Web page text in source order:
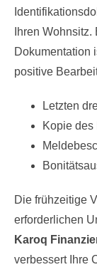
Ihren
Dokumentation
positive
Letzten
Kopie
Die frühzeitige
erforderlichen
Karoq
verbessert Ihre